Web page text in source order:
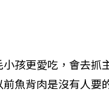
孩更愛吃，會去抓
魚背肉是沒有人要